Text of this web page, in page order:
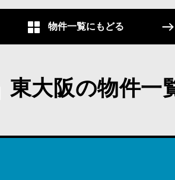
物件一覧にもどる
東大阪の物件一